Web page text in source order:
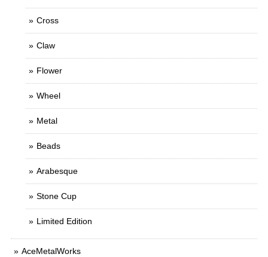
Cross
Claw
Flower
Wheel
Metal
Beads
Arabesque
Stone Cup
Limited Edition
AceMetalWorks